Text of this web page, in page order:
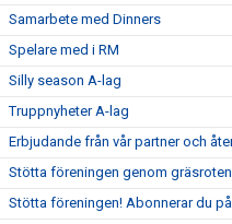
Samarbete med Dinners
Spelare med i RM
Silly season A-lag
Truppnyheter A-lag
Erbjudande från vår partner och
Stötta föreningen genom
Stötta föreningen! Abonnerar du